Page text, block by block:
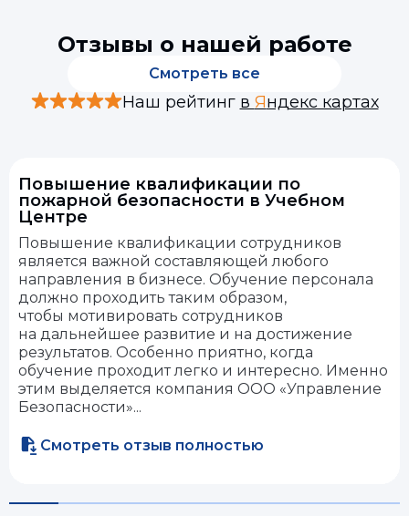
Отзывы о нашей работе
Смотреть все
Наш рейтинг в Яндекс картах
Повышение квалификации по
пожарной безопасности в Учебном
Центре
Повышение квалификации сотрудников
является важной составляющей любого
направления в бизнесе. Обучение персонала
должно проходить таким образом,
чтобы мотивировать сотрудников
на дальнейшее развитие и на достижение
результатов. Особенно приятно, когда
обучение проходит легко и интересно. Именно
этим выделяется компания ООО «Управление
Безопасности»...
Смотреть отзыв полностью